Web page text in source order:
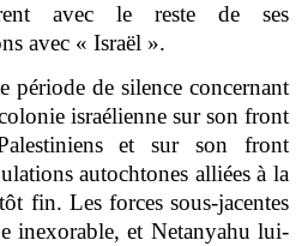
avec le reste de ses
avec « Israël ».
période de silence concernant
israélienne sur son front
et sur son front
autochtones alliées à la
fin. Les forces sous-jacentes
inexorable, et Netanyahu lui-